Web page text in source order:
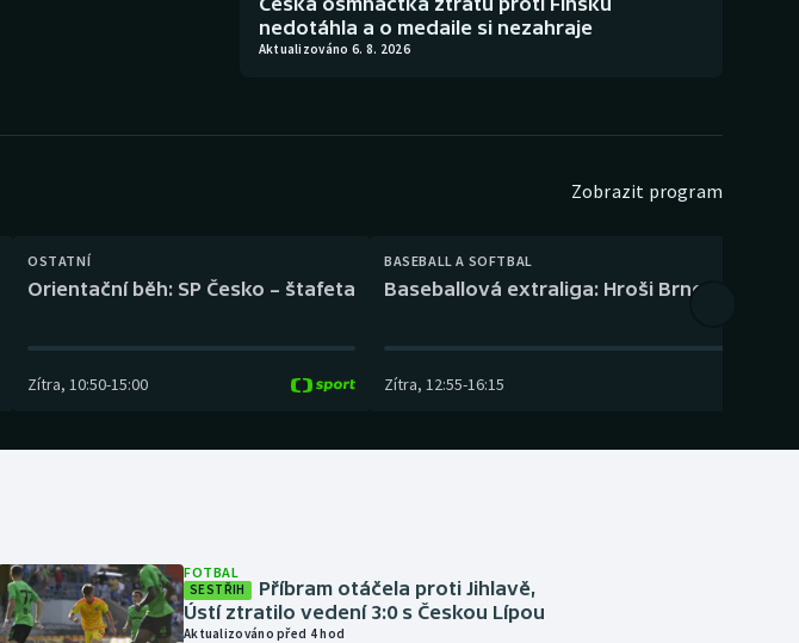
nedotáhla a o medaile si nezahraje
Aktualizováno 6. 8. 2026
Zobrazit program
OSTATNÍ
Orientační běh: SP Česko – štafeta
Zítra, 10:50-15:00
BASEBALL A SOFTBAL
Baseballová extraliga: Hroši Brno – Eagles
Zítra, 12:55-16:15
FOTBAL
SESTŘIH
Příbram otáčela proti Jihlavě,
Ústí ztratilo vedení 3:0 s Českou Lípou
Aktualizováno před 4 hod